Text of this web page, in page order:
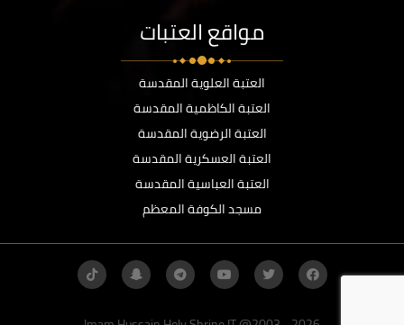
مواقع العتبات
العتبة العلوية المقدسة
العتبة الكاظمية المقدسة
العتبة الرضوية المقدسة
العتبة العسكرية المقدسة
العتبة العباسية المقدسة
مسجد الكوفة المعظم